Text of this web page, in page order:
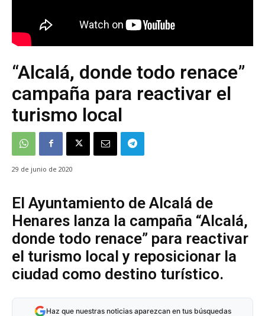
“Alcalá, donde todo renace”
campaña para reactivar el
turismo local
29 de junio de 2020
El Ayuntamiento de Alcalá de
Henares lanza la campaña “Alcalá,
donde todo renace” para reactivar
el turismo local y reposicionar la
ciudad como destino turístico.
Haz que nuestras noticias aparezcan en tus búsquedas